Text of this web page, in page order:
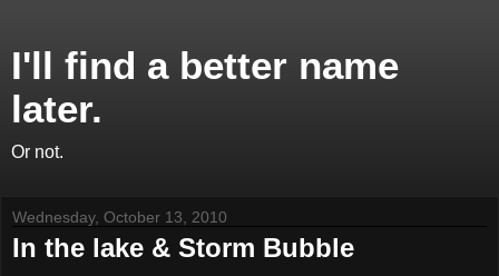
I'll find a better name
later.
Or not.
Wednesday, October 13, 2010
In the lake & Storm Bubble